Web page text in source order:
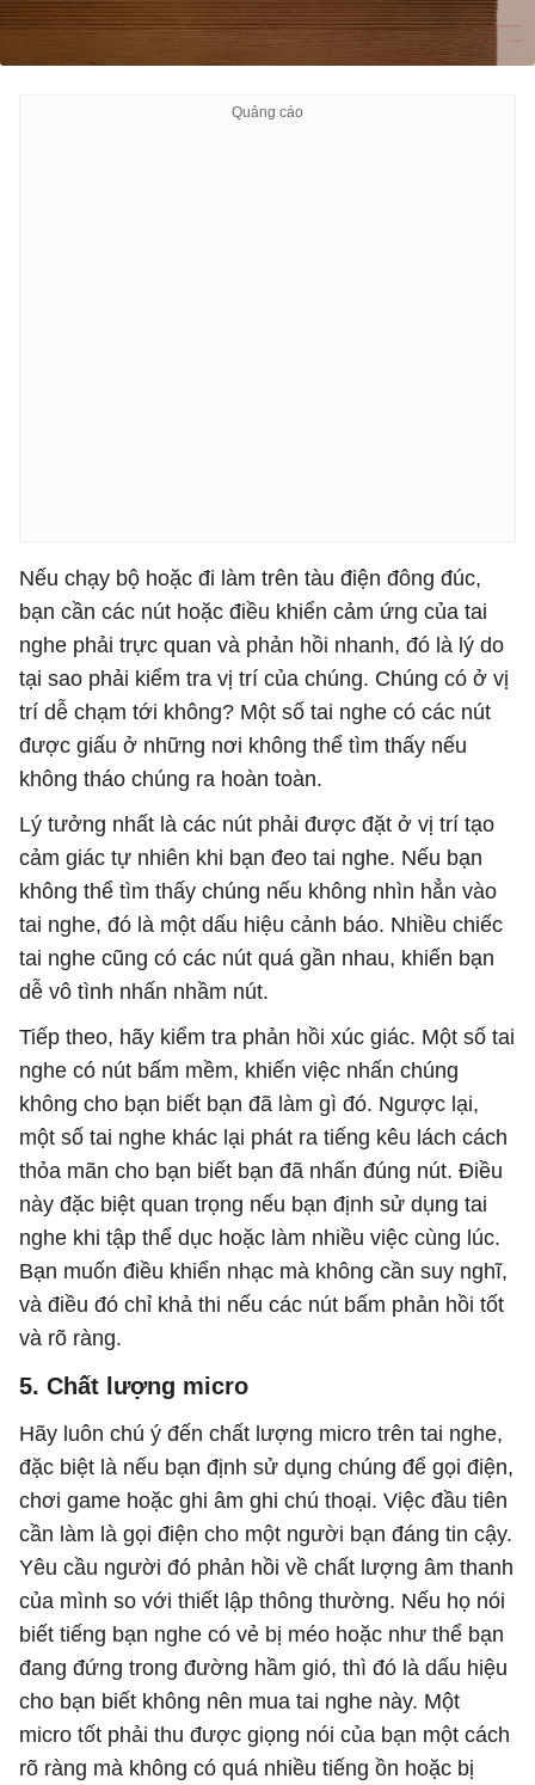
Nếu chạy bộ hoặc đi làm trên tàu điện đông đúc,
bạn cần các nút hoặc điều khiển cảm ứng của tai
nghe phải trực quan và phản hồi nhanh, đó là lý do
tại sao phải kiểm tra vị trí của chúng. Chúng có ở vị
trí dễ chạm tới không? Một số tai nghe có các nút
được giấu ở những nơi không thể tìm thấy nếu
không tháo chúng ra hoàn toàn.
Lý tưởng nhất là các nút phải được đặt ở vị trí tạo
cảm giác tự nhiên khi bạn đeo tai nghe. Nếu bạn
không thể tìm thấy chúng nếu không nhìn hẳn vào
tai nghe, đó là một dấu hiệu cảnh báo. Nhiều chiếc
tai nghe cũng có các nút quá gần nhau, khiến bạn
dễ vô tình nhấn nhầm nút.
Tiếp theo, hãy kiểm tra phản hồi xúc giác. Một số tai
nghe có nút bấm mềm, khiến việc nhấn chúng
không cho bạn biết bạn đã làm gì đó. Ngược lại,
một số tai nghe khác lại phát ra tiếng kêu lách cách
thỏa mãn cho bạn biết bạn đã nhấn đúng nút. Điều
này đặc biệt quan trọng nếu bạn định sử dụng tai
nghe khi tập thể dục hoặc làm nhiều việc cùng lúc.
Bạn muốn điều khiển nhạc mà không cần suy nghĩ,
và điều đó chỉ khả thi nếu các nút bấm phản hồi tốt
và rõ ràng.
5. Chất lượng micro
Hãy luôn chú ý đến chất lượng micro trên tai nghe,
đặc biệt là nếu bạn định sử dụng chúng để gọi điện,
chơi game hoặc ghi âm ghi chú thoại. Việc đầu tiên
cần làm là gọi điện cho một người bạn đáng tin cậy.
Yêu cầu người đó phản hồi về chất lượng âm thanh
của mình so với thiết lập thông thường. Nếu họ nói
biết tiếng bạn nghe có vẻ bị méo hoặc như thể bạn
đang đứng trong đường hầm gió, thì đó là dấu hiệu
cho bạn biết không nên mua tai nghe này. Một
micro tốt phải thu được giọng nói của bạn một cách
rõ ràng mà không có quá nhiều tiếng ồn hoặc bị